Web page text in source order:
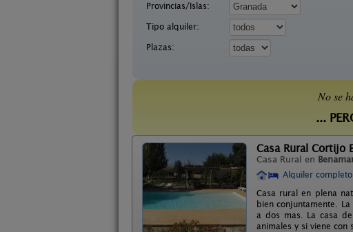
Provincias/Islas:
Tipo alquiler:
Plazas:
No se
...
Casa Rural Cortijo
Casa Rural en
Alquiler
Casa rural en plena
bien conjuntamente.
a dos mas. La casa
animales y si viene con